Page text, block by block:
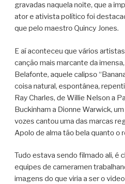
gravadas naquela noite, que a
ator e ativista político foi
que pelo maestro Quincy Jones.
E aí aconteceu que vários
canção mais marcante da
Belafonte, aquele calipso
coisa natural, espontânea,
Ray Charles, de Willie Nelson a
Buckinham a Dionne Warwick,
vozes cantou uma das marcas
Apolo de alma tão bela quanto o
Tudo estava sendo filmado ali, é
equipes de cameramen
imagens do que viria a ser o